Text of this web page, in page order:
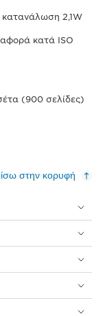
κατανάλωση 2,1W
κατά ISO
(900 σελίδες)
στην κορυφή